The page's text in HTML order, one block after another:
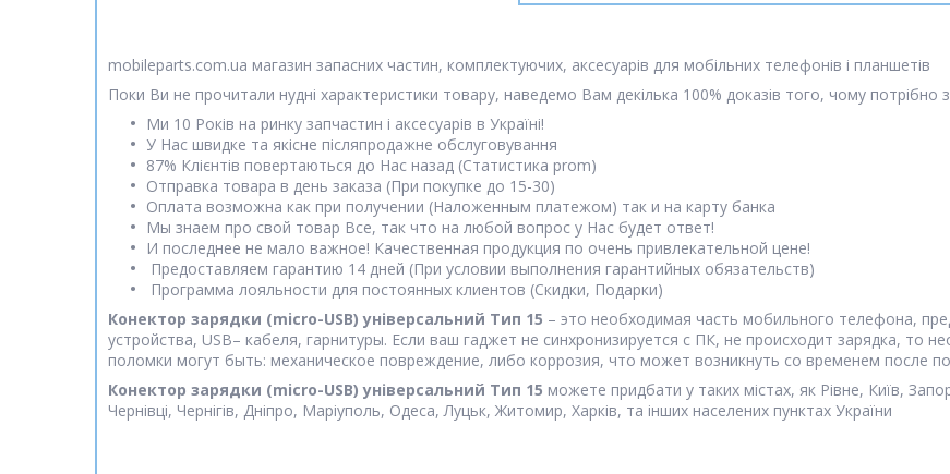
mobileparts.com.ua магазин запасних частин, комплектуючих, аксесуарів для мобільних телефонів і планшетів
Поки Ви не прочитали нудні характеристики товару, наведемо Вам декілька 100% доказів того, чому потрібно
Ми 10 Років на ринку запчастин і аксесуарів в Україні!
У Нас швидке та якісне післяпродажне обслуговування
87% Клієнтів повертаються до Нас назад (Статистика prom)
Отправка товара в день заказа (При покупке до 15-30)
Оплата возможна как при получении (Наложенным платежом) так и на карту банка
Мы знаем про свой товар Все, так что на любой вопрос у Нас будет ответ!
И последнее не мало важное! Качественная продукция по очень привлекательной цене!
Предоставляем гарантию 14 дней (При условии выполнения гарантийных обязательств)
Программа лояльности для постоянных клиентов (Скидки, Подарки)
Конектор зарядки (micro-USB) універсальний Тип 15 – это необходимая часть мобильного телефона,
устройства, USB– кабеля, гарнитуры. Если ваш гаджет не синхронизируется с ПК, не происходит зарядка, то
поломки могут быть: механическое повреждение, либо коррозия, что может возникнуть со временем после
Конектор зарядки (micro-USB) універсальний Тип 15 можете придбати у таких містах, як Рівне, Київ,
Чернівці, Чернігів, Дніпро, Маріуполь, Одеса, Луцьк, Житомир, Харків, та інших населених пунктах України